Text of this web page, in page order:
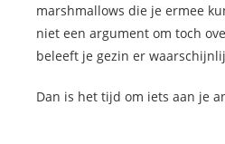
marshmallows die je ermee
niet een argument om toch
beleeft je gezin er
Dan is het tijd om iets aan je